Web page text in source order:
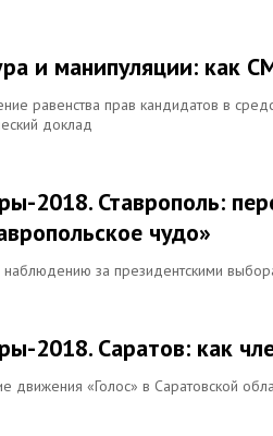
и манипуляции: как
равенства прав кандидатов в
доклад
2018. Ставрополь:
чудо»
наблюдению за президентскими
2018. Саратов: как
движения «Голос» в Саратовской